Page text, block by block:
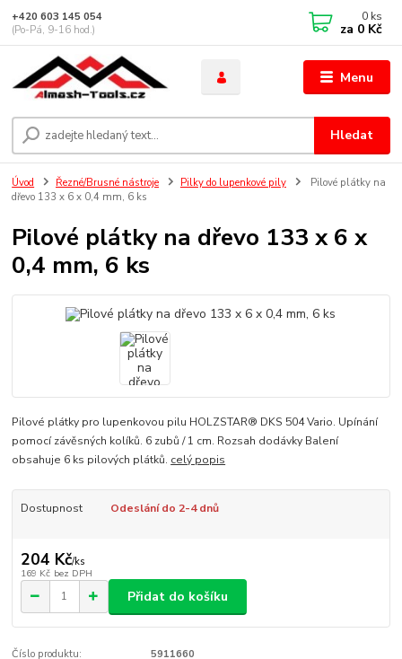
Menu
Hledat
+420 603 145 054
(Po-Pá, 9-16 hod.)
0 ks
za 0 Kč
Úvod Řezné/Brusné nástroje Pilky do lupenkové pily
Pilové plátky na
dřevo 133 x 6 x 0,4 mm, 6 ks
Pilové plátky na dřevo 133 x 6 x
0,4 mm, 6 ks
Pilové plátky pro lupenkovou pilu HOLZSTAR® DKS 504 Vario. Upínání
pomocí závěsných kolíků. 6 zubů / 1 cm. Rozsah dodávky Balení
obsahuje 6 ks pilových plátků. celý popis
Dostupnost Odeslání do 2-4 dnů
204 Kč/ks
169 Kč bez DPH
Přidat do košíku
Číslo produktu:
5911660